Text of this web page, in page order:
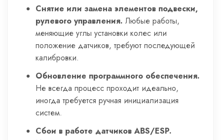
Снятие или замена элементов подвески,
рулевого управления. Любые работы,
меняющие углы установки колес или
положение датчиков, требуют последующей
калибровки.
Обновление программного обеспечения.
Не всегда процесс проходит идеально,
иногда требуется ручная инициализация
систем.
Сбои в работе датчиков ABS/ESP.